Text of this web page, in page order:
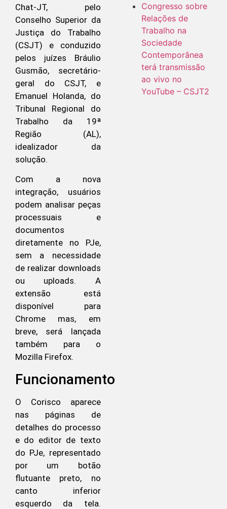
Chat-JT, pelo
Conselho Superior da
Justiça do Trabalho
(CSJT) e conduzido
pelos juízes Bráulio
Gusmão, secretário-
geral do CSJT, e
Emanuel Holanda, do
Tribunal Regional do
Trabalho da 19ª
Região (AL),
idealizador da
solução.
Com a nova
integração, usuários
podem analisar peças
processuais e
documentos
diretamente no PJe,
sem a necessidade
de realizar downloads
ou uploads. A
extensão está
disponível para
Chrome mas, em
breve, será lançada
também para o
Mozilla Firefox.
Funcionamento
O Corisco aparece
nas páginas de
detalhes do processo
e do editor de texto
do PJe, representado
por um botão
flutuante preto, no
canto inferior
esquerdo da tela.
Congresso sobre
Relações de
Trabalho na
Sociedade
Contemporânea
terá transmissão
ao vivo no
YouTube – CSJT2